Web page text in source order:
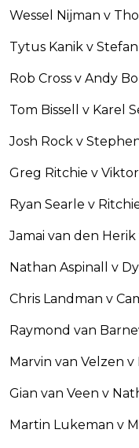
Wessel Nijman v
Tytus Kanik v
Rob Cross v Andy
Tom Bissell v Karel
Josh Rock v
Greg Ritchie v
Ryan Searle v
Jamai van den
Nathan Aspinall v
Chris Landman v
Raymond van
Marvin van Velzen v
Gian van Veen v
Martin Lukeman v